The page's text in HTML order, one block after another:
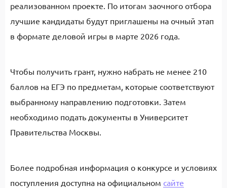
реализованном проекте. По итогам заочного отбора
лучшие кандидаты будут приглашены на очный этап
в формате деловой игры в марте 2026 года.
Чтобы получить грант, нужно набрать не менее 210
баллов на ЕГЭ по предметам, которые соответствуют
выбранному направлению подготовки. Затем
необходимо подать документы в Университет
Правительства Москвы.
Более подробная информация о конкурсе и условиях
поступления доступна на официальном сайте